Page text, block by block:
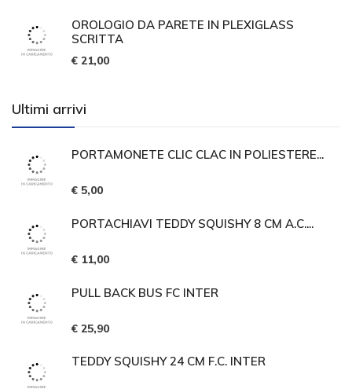
OROLOGIO DA PARETE IN PLEXIGLASS
SCRITTA
€ 21,00
Ultimi arrivi
PORTAMONETE CLIC CLAC IN POLIESTERE...
€ 5,00
PORTACHIAVI TEDDY SQUISHY 8 CM A.C....
€ 11,00
PULL BACK BUS FC INTER
€ 25,90
TEDDY SQUISHY 24 CM F.C. INTER